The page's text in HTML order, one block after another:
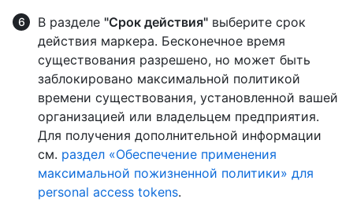
В разделе "Срок действия" выберите срок
действия маркера. Бесконечное время
существования разрешено, но может быть
заблокировано максимальной политикой
времени существования, установленной вашей
организацией или владельцем предприятия.
Для получения дополнительной информации
см. раздел «Обеспечение применения
максимальной пожизненной политики» для
personal access tokens.